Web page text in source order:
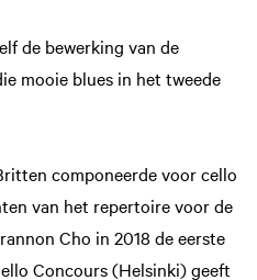
de bewerking van de
mooie blues in het tweede
componeerde voor cello
van het repertoire voor de
Cho in 2018 de eerste
Concours (Helsinki) geeft
Zoom